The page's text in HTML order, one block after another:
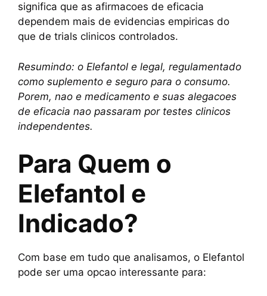
significa que as afirmacoes de eficacia
dependem mais de evidencias empiricas do
que de trials clinicos controlados.
Resumindo: o Elefantol e legal, regulamentado
como suplemento e seguro para o consumo.
Porem, nao e medicamento e suas alegacoes
de eficacia nao passaram por testes clinicos
independentes.
Para Quem o
Elefantol e
Indicado?
Com base em tudo que analisamos, o Elefantol
pode ser uma opcao interessante para: